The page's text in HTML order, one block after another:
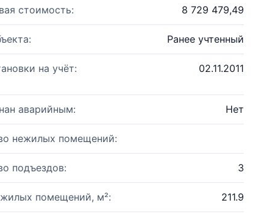
стоимость: 8 729 479,49
Ранее учтенный
на учёт: 02.11.2011
аварийным: Нет
нежилых помещений:
подъездов: 3
помещений, м²: 211.9